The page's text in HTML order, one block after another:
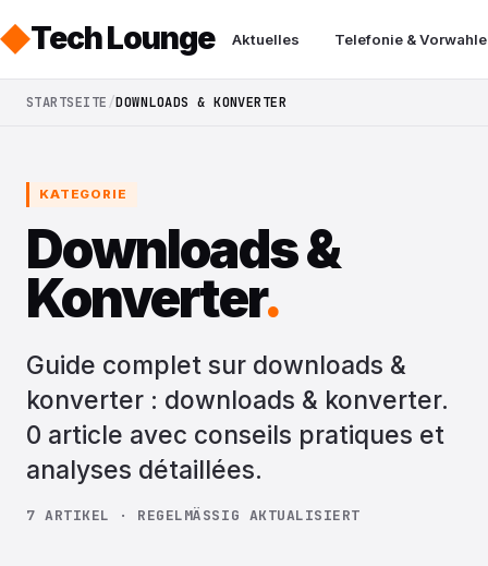
Tech Lounge Aktuelles Telefonie &
STARTSEITE DOWNLOADS & KONVERTER
KATEGORIE
Downloads &
Konverter.
Guide complet sur downloads &
konverter : downloads & konverter.
0 article avec conseils pratiques et
analyses détaillées.
7 ARTIKEL · REGELMÄSSIG AKTUALISIERT